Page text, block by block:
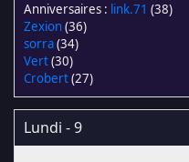
link.71 (38)
Zexion(36)
sorra(34)
Vert(30)
Crobert(27)
Lundi - 9